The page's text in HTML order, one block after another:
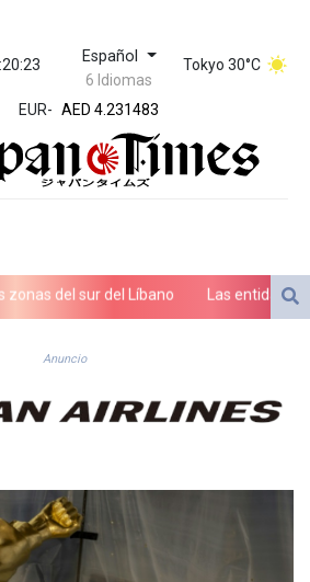
Español
6 Idiomas
Tokyo 30°C
EUR-
ZWL 371.010688
AED 4.231483
AED 4.231483
AFN 75.467656
ALL 93.271336
AMD
ARS
1728.022837
AWG 2.073975
BAM 1.956247
BBD 2.325032
BIF 3450.039479
BMD 1.152209
BND 1.480174
BOB 13.962133
del sur del Líbano Las entidades
Anuncio